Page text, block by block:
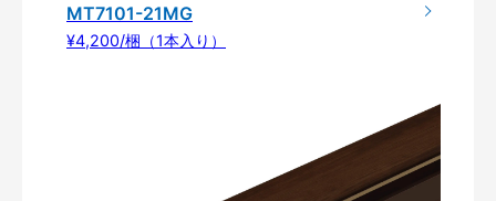
MT7101-21MG
¥4,200/梱（1本入り）